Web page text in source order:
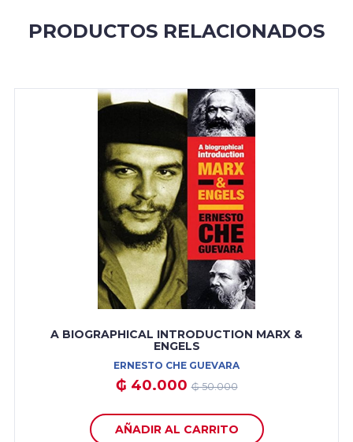
PRODUCTOS RELACIONADOS
A BIOGRAPHICAL INTRODUCTION MARX &
ENGELS
ERNESTO CHE GUEVARA
₲ 40.000₲ 50.000
AÑADIR AL CARRITO